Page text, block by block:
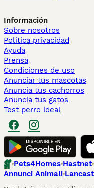
Información
Sobre nosotros
Politica privacidad
Ayuda
Prensa
Condiciones de uso
Anunciar tus mascotas
Anuncia tus cachorros
Anuncia tus gatos
Test perro ideal
Pets4Homes Hastnet
Annunci Animali